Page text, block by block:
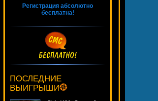
Регистрация абсолютно
бесплатна!
ПОСЛЕДНИЕ
ВЫИГРЫШИ
2135 ₽
Deni***